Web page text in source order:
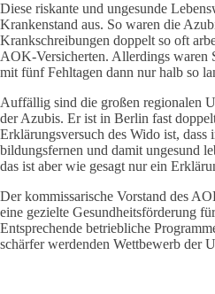
Diese riskante und ungesunde
Krankenstand aus. So waren die
Krankschreibungen doppelt so oft
AOK-Versicherten. Allerdings waren
mit fünf Fehltagen dann nur halb so
Auffällig sind die großen regionalen
der Azubis. Er ist in Berlin fast
Erklärungsversuch des Wido ist,
bildungsfernen und damit ungesund
das ist aber wie gesagt nur ein
Der kommissarische Vorstand des
eine gezielte Gesundheitsförderung
Entsprechende betriebliche
schärfer werdenden Wettbewerb der